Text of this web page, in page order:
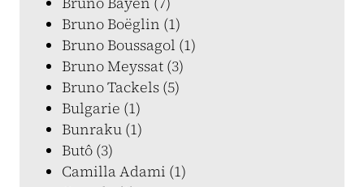
Bruno Boëglin (1)
Bruno Boussagol (1)
Bruno Meyssat (3)
Bruno Tackels (5)
Bulgarie (1)
Bunraku (1)
Butô (3)
Camilla Adami (1)